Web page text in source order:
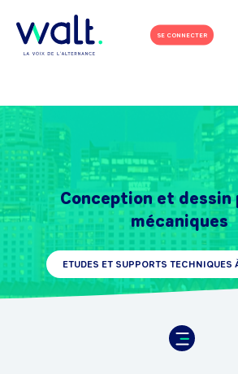
SE CONNECTER
Conception et
mécaniques
ETUDES ET SUPPORTS TECHNIQUES